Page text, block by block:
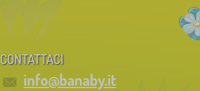
CONTATTACI
info@banaby.it